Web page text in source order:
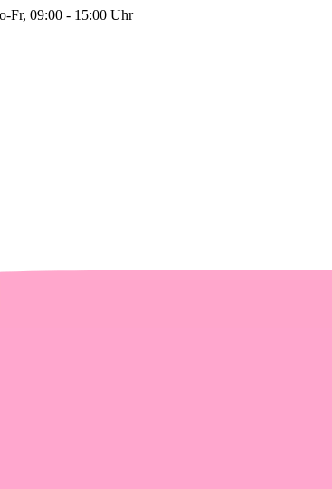
Fr, 09:00 - 15:00 Uhr